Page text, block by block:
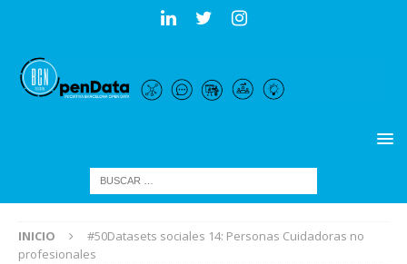
INICIO
#50Datasets sociales 14: Personas Cuidadoras no
profesionales